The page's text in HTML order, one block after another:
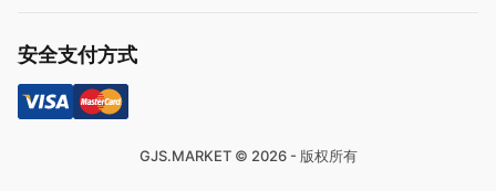
安全支付方式
GJS.MARKET © 2026 - 版权所有